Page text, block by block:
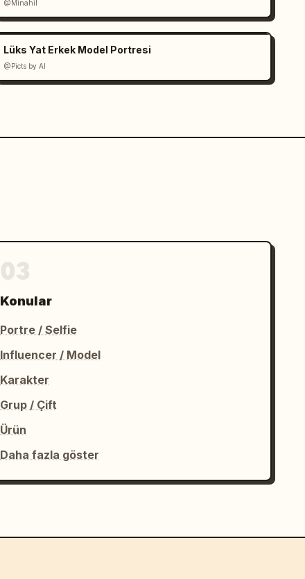
@Minahil
Lüks Yat Erkek Model Portresi
@Picts by AI
Konular
Portre / Selfie
Influencer / Model
Karakter
Grup / Çift
Ürün
Daha fazla göster